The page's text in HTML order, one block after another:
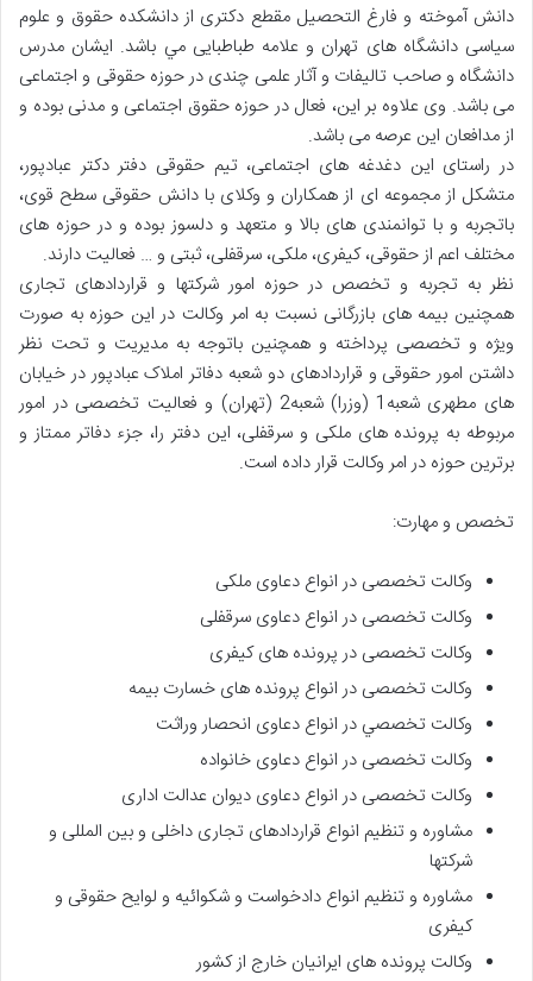
دانش آموخته و فارغ التحصيل مقطع دكتری از دانشكده حقوق و علوم
سياسی دانشگاه های تهران و علامه طباطبايی مي باشد. ايشان مدرس
دانشگاه و صاحب تاليفات و آثار علمی چندی در حوزه حقوقی و اجتماعی
می باشد. وی علاوه بر اين، فعال در حوزه حقوق اجتماعی و مدنی بوده و
از مدافعان اين عرصه می باشد.
در راستای اين دغدغه های اجتماعی، تيم حقوقی دفتر دكتر عبادپور،
متشكل از مجموعه ای از همكاران و وكلای با دانش حقوقی سطح قوی،
باتجربه و با توانمندی های بالا و متعهد و دلسوز بوده و در حوزه های
مختلف اعم از حقوقی، كيفری، ملكی، سرقفلی، ثبتی و … فعاليت دارند.
نظر به تجربه و تخصص در حوزه امور شركتها و قراردادهای تجاری
همچنين بيمه های بازرگانی نسبت به امر وكالت در اين حوزه به صورت
ويژه و تخصصی پرداخته و همچنين باتوجه به مديريت و تحت نظر
داشتن امور حقوقی و قراردادهای دو شعبه دفاتر املاک عبادپور در خيابان
های مطهری شعبه1 (وزرا) شعبه2 (تهران) و فعاليت تخصصی در امور
مربوطه به پرونده های ملكی و سرقفلی، اين دفتر را، جزء دفاتر ممتاز و
برترين حوزه در امر وكالت قرار داده است.
تخصص و مهارت:
وكالت تخصصی در انواع دعاوی ملكی
وكالت تخصصی در انواع دعاوی سرقفلی
وكالت تخصصی در پرونده های كيفری
وکالت تخصصی در انواع پرونده های خسارت بیمه
وكالت تخصصي در انواع دعاوی انحصار وراثت
وكالت تخصصی در انواع دعاوی خانواده
وكالت تخصصی در انواع دعاوی ديوان عدالت اداری
مشاوره و تنظيم انواع قراردادهای تجاری داخلی و بين المللی و
شركتها
مشاوره و تنظيم انواع دادخواست و شكوائيه و لوايح حقوقی و
كيفری
وكالت پرونده های ايرانيان خارج از كشور